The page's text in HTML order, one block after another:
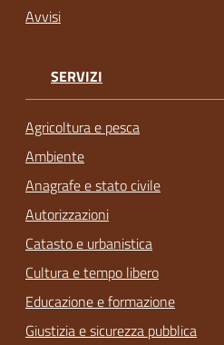
Avvisi
SERVIZI
Agricoltura e pesca
Ambiente
Anagrafe e stato civile
Autorizzazioni
Catasto e urbanistica
Cultura e tempo libero
Educazione e formazione
Giustizia e sicurezza pubblica